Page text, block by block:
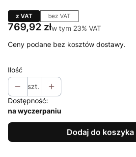
z VAT bez VAT
Cena
769,92 złw tym 23% VAT
w tym 23% VAT
Ceny podane bez kosztów dostawy.
Ilość
szt.
Dostępność:
na wyczerpaniu
Dodaj do koszyka